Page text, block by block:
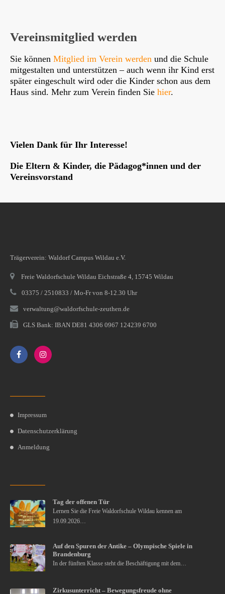
Vereinsmitglied werden
Sie können Mitglied im Verein werden und die Schule
mitgestalten und unterstützen – auch wenn ihr Kind erst
später eingeschult wird oder die Kinder schon aus dem
Haus sind. Mehr zum Verein finden Sie hier.
Vielen Dank für Ihr Interesse!
Die Eltern & Kinder, die Pädagog*innen und der
Vereinsvorstand
Trägerverein: Waldorf Campus Wildau e.V.
Freie Waldorfschule Wildau Eichstraße 4, 15745 Wildau
03375 / 2510833 / Mo-Fr von 8-12.30 Uhr
verwaltung@waldorfschule-zeuthen.de
GLS Bank: IBAN DE81 4306 0967 124239 6700
Impressum
Datenschutzerklärung
Anmeldung
Tag der offenen Tür
Lernen Sie die Freie Waldorfschule Wildau kennen am
19.09.2026…
Auf den Spuren der Antike – Olympische Spiele in
Brandenburg
In der fünften Klasse steht die Beschäftigung mit dem…
Zirkusunterricht – Bewegungsfreude ohne